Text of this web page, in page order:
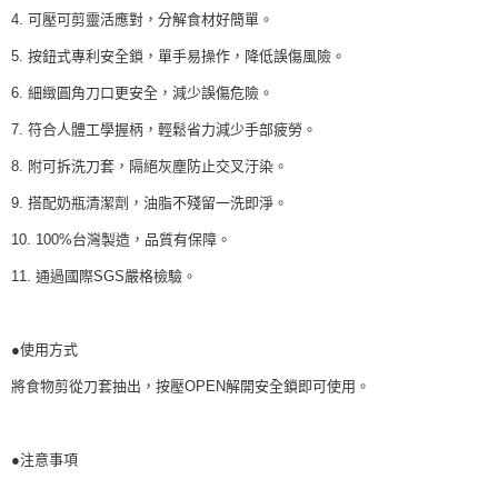
帳／街口支付／iPASS MONEY」等通路繳費。
【注意事項】
用戶於交易時，得透過本服務購買商品或服務，並由商店將買賣／分期付款
買賣價金債權讓與本公司後，依約使用本公司帳單繳交帳款。
2.基於同意付款使用「大哥付你分期」之契約關係目的，商店將以您的個人
資料（包含姓名、電話或地址）提供予台灣大哥大進項蒐集、處理及利用，
3.完整用戶服務條款，請詳閱以下連結：https://oppay.tw/userRule
２．訂單成立數日內，您將收到繳費通知簡訊。
３．收到繳費通知簡訊後14天內，點擊此簡訊中的連結，可透過四大超商／
ATM／網路銀行／等多元方式進行付款，方視為交易完成。
※ 請注意：結帳手續完成當下不需立刻繳費，但若您需要取消訂單，請聯絡
後付繳納相關費用。
是否繳費成功／繳費後需取消欲退款等相關疑問，請聯繫「AFTEE先享後付
１．透過由恩沛科技股份有限公司提供之「AFTEE先享後付」服務完成之交
易，需依本服務之必要範圍內提供個人資料，並將交易相關給付款項請求債
權轉讓予恩沛科技股份有限公司。
３．未成年的使用者請事先徵得法定代理人或監護人之同意方可使用
任。
５．嚴禁一人註冊多個帳號或使用他人資訊註冊。若發現惡意使用之情形，
每筆NT$100，滿NT$1,000(含以上)免運費
每筆NT$100，滿NT$1,000(含以上)免運費
每筆NT$100，滿NT$1,000(含以上)免運費
4. 可壓可剪靈活應對，分解食材好簡單。
5. 按鈕式專利安全鎖，單手易操作，降低誤傷風險。
6. 細緻圓角刀口更安全，減少誤傷危險。
7. 符合人體工學握柄，輕鬆省力減少手部疲勞。
8. 附可拆洗刀套，隔絕灰塵防止交叉汙染。
9. 搭配奶瓶清潔劑，油脂不殘留一洗即淨。
10. 100%台灣製造，品質有保障。
11. 通過國際SGS嚴格檢驗。
●使用方式
將食物剪從刀套抽出，按壓OPEN解開安全鎖即可使用。
●注意事項